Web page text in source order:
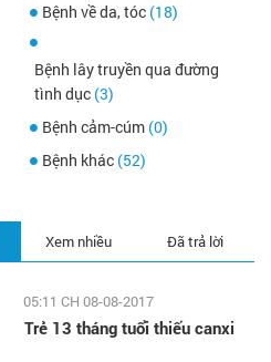
Bệnh về da, tóc(18)
Bệnh lây truyền qua đường
tình dục(3)
Bệnh cảm-cúm(0)
Bệnh khác(52)
Đã trả lời
Xem nhiều
05:11 CH 08-08-2017
Trẻ 13 tháng tuổi thiếu canxi